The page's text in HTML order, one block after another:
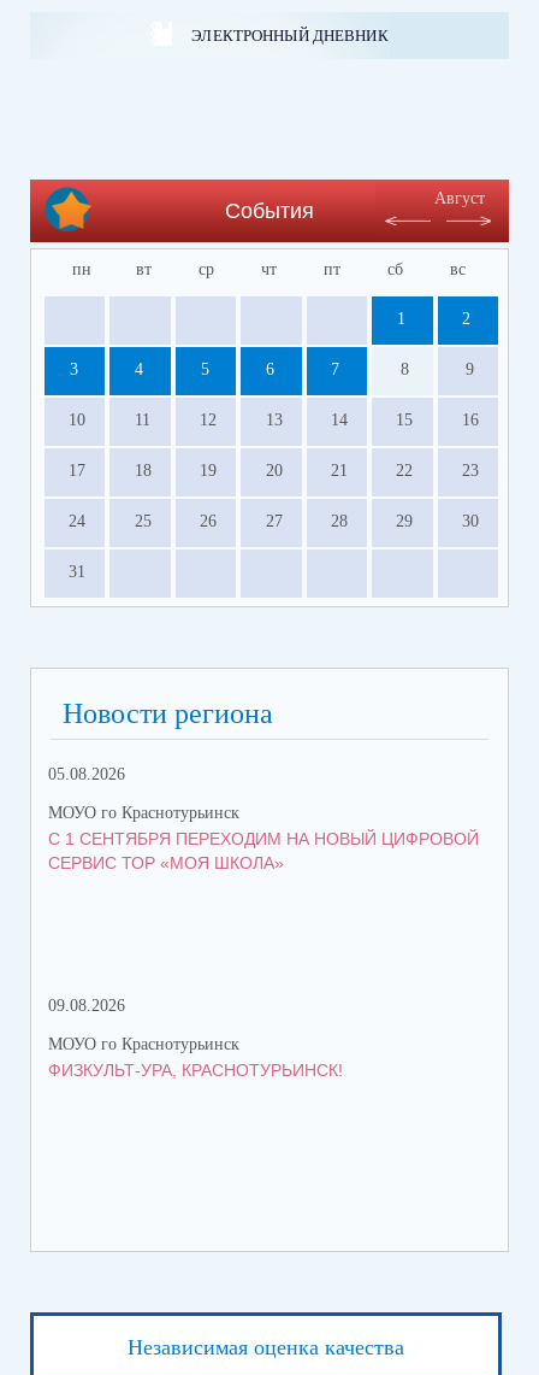
ЭЛЕКТРОННЫЙ ДНЕВНИК
События
Август
пн вт ср чт пт сб вс
1 2
3 4 5 6 7 8 9
10 11 12 13 14 15 16
17 18 19 20 21 22 23
24 25 26 27 28 29 30
31
Новости региона
05.08.2026
МОУО го Краснотурьинск
С 1 СЕНТЯБРЯ ПЕРЕХОДИМ НА НОВЫЙ ЦИФРОВОЙ
СЕРВИС ТОР «МОЯ ШКОЛА»
09.08.2026
МОУО го Краснотурьинск
ФИЗКУЛЬТ-УРА, КРАСНОТУРЬИНСК!
Независимая оценка качества